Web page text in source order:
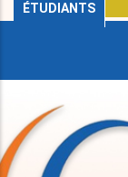
ÉTUDIANTS